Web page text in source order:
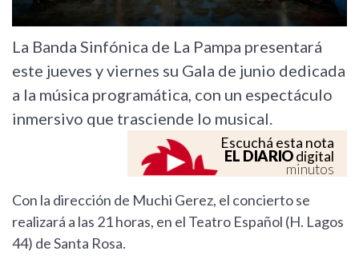
La Banda Sinfónica de La Pampa presentará
este jueves y viernes su Gala de junio dedicada
a la música programática, con un espectáculo
inmersivo que trasciende lo musical.
Escuchá esta nota
EL DIARIOdigital
minutos
Con la dirección de Muchi Gerez, el concierto se
realizará a las 21 horas, en el Teatro Español (H. Lagos
44) de Santa Rosa.